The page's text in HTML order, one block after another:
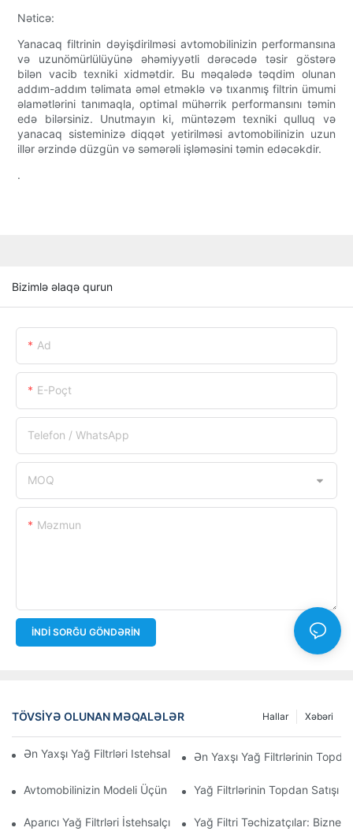
Nəticə:
Yanacaq filtrinin dəyişdirilməsi avtomobilinizin performansına
və uzunömürlülüyünə əhəmiyyətli dərəcədə təsir göstərə
bilən vacib texniki xidmətdir. Bu məqalədə təqdim olunan
addım-addım təlimata əməl etməklə və tıxanmış filtrin ümumi
əlamətlərini tanımaqla, optimal mühərrik performansını təmin
edə bilərsiniz. Unutmayın ki, müntəzəm texniki qulluq və
yanacaq sisteminizə diqqət yetirilməsi avtomobilinizin uzun
illər ərzində düzgün və səmərəli işləməsini təmin edəcəkdir.
.
Bizimlə əlaqə qurun
Ad
E-Poçt
Telefon / WhatsApp
MOQ
Məzmun
İNDI SORĞU GÖNDƏRIN
TÖVSIYƏ OLUNAN MƏQALƏLƏR Xəbəri
Hallar
Ən Yaxşı Yağ Filtrləri Istehsal Edən Şirkətlər: Hərtərəfli Baxış
Ən Yaxşı Yağ Filtrlərinin
Avtomobilinizin Modeli Üçün Düzgün Yağ Filtrinin Seçilməsi:
Yağ Filtrlərinin Topdan Satışı
Aparıcı Yağ Filtrləri İstehsalçılarına Və Onların İnnovasiyalarına
Yağ Filtri Təchizatçılar: